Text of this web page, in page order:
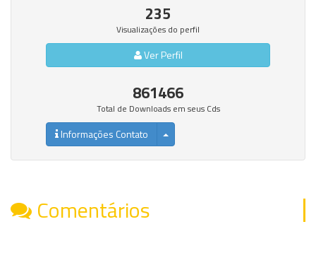
235
Visualizações do perfil
Ver Perfil
861466
Total de Downloads em seus Cds
Informações Contato
Comentários